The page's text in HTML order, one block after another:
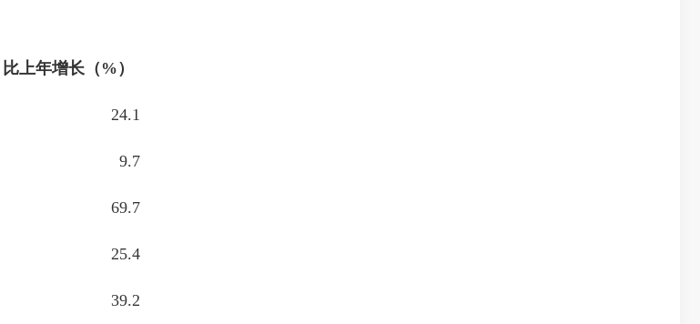
比上年增长（%）
24.1
9.7
69.7
25.4
39.2